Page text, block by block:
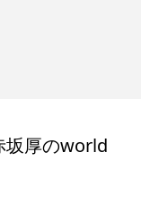
坂厚のworld